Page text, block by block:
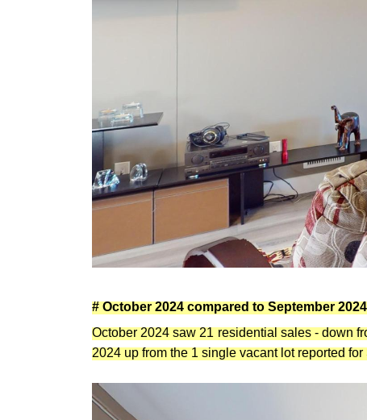
# October 2024 compared to September 2024
October 2024 saw 21 residential sales - down
2024 up from the 1 single vacant lot reported for